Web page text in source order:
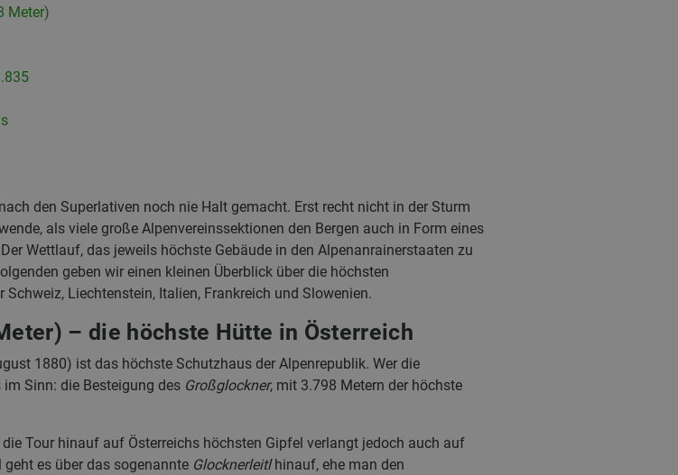
Meter)
den Superlativen noch nie Halt gemacht. Erst recht nicht in der Sturm
als viele große Alpenvereinssektionen den Bergen auch in Form eines
Wettlauf, das jeweils höchste Gebäude in den Alpenanrainerstaaten zu
geben wir einen kleinen Überblick über die höchsten
Liechtenstein, Italien, Frankreich und Slowenien.
– die höchste Hütte in Österreich
1880) ist das höchste Schutzhaus der Alpenrepublik. Wer die
Sinn: die Besteigung des Großglockner, mit 3.798 Metern der höchste
Tour hinauf auf Österreichs höchsten Gipfel verlangt jedoch auch auf
es über das sogenannte Glocknerleitlhinauf, ehe man den